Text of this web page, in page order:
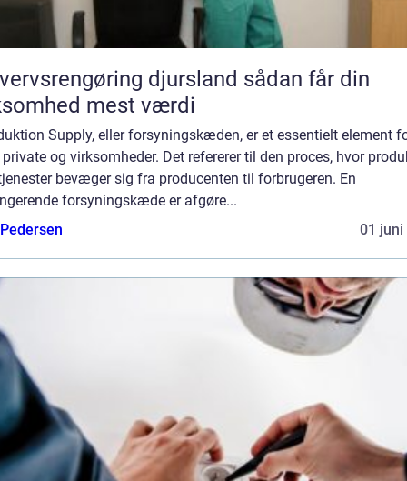
djursland sådan får din
mest værdi
Supply, eller forsyningskæden, er et essentielt element
og virksomheder. Det refererer til den proces, hvor
bevæger sig fra producenten til forbrugeren. En
forsyningskæde er afgøre...
01 juni